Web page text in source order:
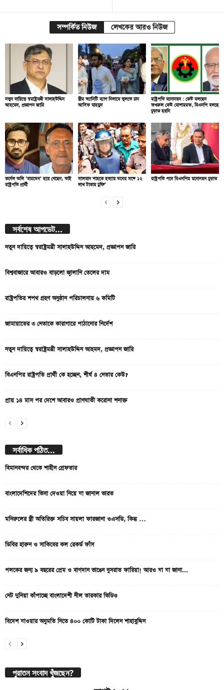
সম্পর্কিত নিউজ লেখকের আরও নিউজ
নতুন দায়িত্বে স্বরাষ্ট্রমন্ত্রী সালাহউদ্দিন
আহমেদ, প্রজ্ঞাপন জারি
স্ত্রীর ভ্যানিটি ব্যাগ নিলামে তুলতে চান
আসিফ মাহমুদ
রাষ্ট্রপতি মনোনয়ন : কেউ বলছেন
ফখরুল কেউ মোশাররফ, বিএনপি বলছে
চূড়ান্ত হয়নি
কর্নেল অলি ‘বারডেন’ হয়ে গেছেন, তাই
রাষ্ট্রপতি প্রার্থী
সালমান শাহকে হত্যায় ডনের সঙ্গে ১২
লাখ টাকায় চুক্তি’
রাষ্ট্রপতি পদে বিএনপির মনোনয়ন চূড়ান্ত
সর্বশেষ আপডেট...
নতুন দায়িত্বে স্বরাষ্ট্রমন্ত্রী সালাহউদ্দিন আহমেদ, প্রজ্ঞাপন জারি
বিশ্ববাজারে আবারও বাড়লো জ্বালানি তেলের দাম
রাষ্ট্রপতির শপথ গ্রহণ অনুষ্ঠান পরিচালনায় ৬ কমিটি
জামায়াতের ৩ নেতাকে কারাগারে পাঠানোর নির্দেশ
নতুন দায়িত্বে স্বরাষ্ট্রমন্ত্রী সালাহউদ্দিন আহমদ, প্রজ্ঞাপন জারি
বিএনপির রাষ্ট্রপতি প্রার্থী কে হচ্ছেন, শীর্ষ ৪ নেতার কেউ?
প্রায় ১৪ মাস পর দেশে আবারও প্রাণঘাতী করোনা শনাক্ত
সর্বাধিক পঠিত...
বিমানবন্দর থেকে শাহীন গ্রেফতার
বাংলাদেশিদের ভিসা দেওয়া নিয়ে যা জানাল ভারত
মনিরুলের স্ত্রী অতিরিক্ত সচিব সায়লা ফারজানা ওএসডি, কিন্তু …
ডিবির হারুন ও সাকিবের কল রেকর্ড ফাঁস
পলকের জন্য ৯ বছরের প্রেম ও বাগদান ভাঙেন নুসরাত ফারিয়া! আরও যা যা জানা...
নেট দুনিয়া কাঁপাচ্ছে বাংলাদেশী নীল তারকার ভিডিও
বিদেশ যাওয়ার অনুমতি নিতে ৪০০ কোটি টাকা দিলেন শাহাবুদ্দিন
পুরাতন সংবাদ খুঁজছেন?